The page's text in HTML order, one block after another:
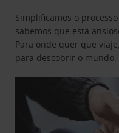
Simplificamos o
sabemos que está
Para onde quer que
para descobrir o mundo.